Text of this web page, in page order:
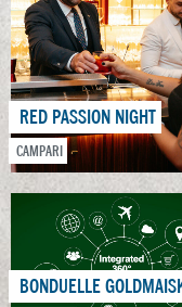
RED PASSION NIGHT
CAMPARI